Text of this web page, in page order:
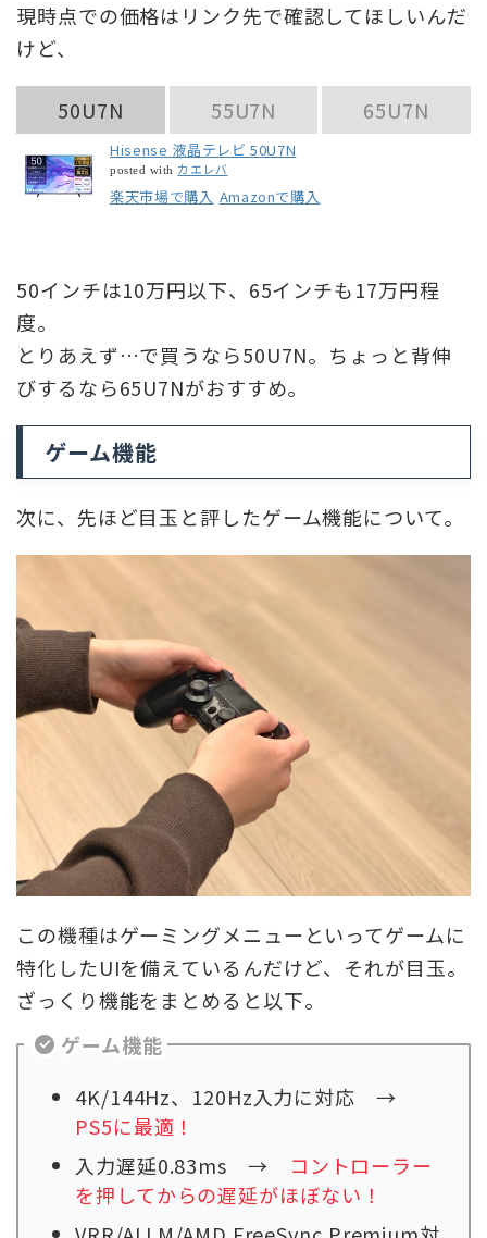
現時点での価格はリンク先で確認してほしいんだ
けど、
50U7N 55U7N 65U7N
Hisense 液晶テレビ 50U7N
posted with カエレバ
楽天市場で購入 Amazonで購入
50インチは10万円以下、65インチも17万円程
度。
とりあえず…で買うなら50U7N。ちょっと背伸
びするなら65U7Nがおすすめ。
ゲーム機能
次に、先ほど目玉と評したゲーム機能について。
この機種はゲーミングメニューといってゲームに
特化したUIを備えているんだけど、それが目玉。
ざっくり機能をまとめると以下。
ゲーム機能
4K/144Hz、120Hz入力に対応 →
PS5に最適！
入力遅延0.83ms →
コントローラー
を押してからの遅延がほぼない！